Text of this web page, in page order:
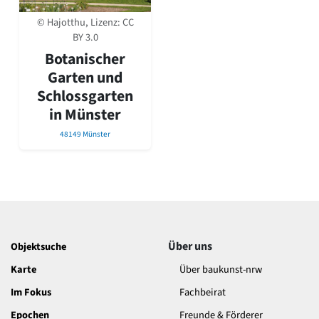
David Chipperfield
Harald Deilmann
Gottfried Böhm
Schneider von Esleben
Peter Behrens
Auszeichnung vorbildlicher Bauten NRW 2020
Big Beautiful Buildings (Großbauten der Nachkriegszeit)
Epochen
Gesamtübersicht...
Historismus
Klassizismus
Renaissance
Gotik
© Hajotthu, Lizenz:CC
BY 3.0
Botanischer
Garten und
Schlossgarten
in Münster
48149 Münster
Objektsuche
Karte
Im Fokus
Epochen
Über uns
Über baukunst-nrw
Fachbeirat
Freunde & Förderer